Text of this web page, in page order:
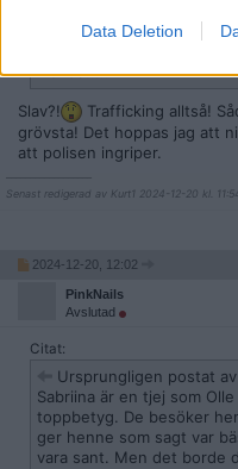
Data Deletion
Det märkliga är att inte
månad.....
Slav?!
Trafficking alltså!
grövsta! Det hoppas jag att
att polisen ingriper.
Senast redigerad av Kurt1 2024-12-20 kl.
2024-12-20, 12:02
PinkNails
Avslutad
Citat:
Ursprungligen postat av
Sabriina är en tjej som
toppbetyg. De besöker
ger henne som sagt var
vara sant. Men det borde